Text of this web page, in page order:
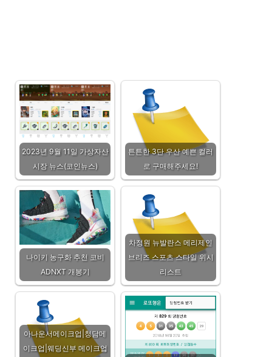
2023년 9월 11일 가상자산
시장 뉴스(코인뉴스)
튼튼한 3단 우산 예쁜 컬러
로 구매해주세요!
나이키 농구화 추천 코비
ADNXT 개봉기
차정원 뉴발란스 메리제인
브리즈 스포츠 스타일 위시
리스트
아나운서메이크업|청담메
이크업|웨딩신부 메이크업